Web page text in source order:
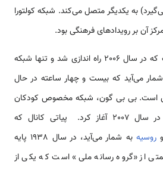
می‌گیرد) به یکدیگر متصل می‌کند. شبکه کولتورا
وستی، شبکه‌ای خبری است که در سال 2006 راه اندازی شد و تنها شبکه
می‌آید که بیست و چهار ساعته در حال
است. بی بی گون، شبکه مخصوص کودکان
است که پخش برنامه را در سال 2007 آغاز کرد. پیاتی کانال که
روسیه
به شمار می‌آید، در سال 1938 پایه
از «گروه رسانه ملی» است که یکی از